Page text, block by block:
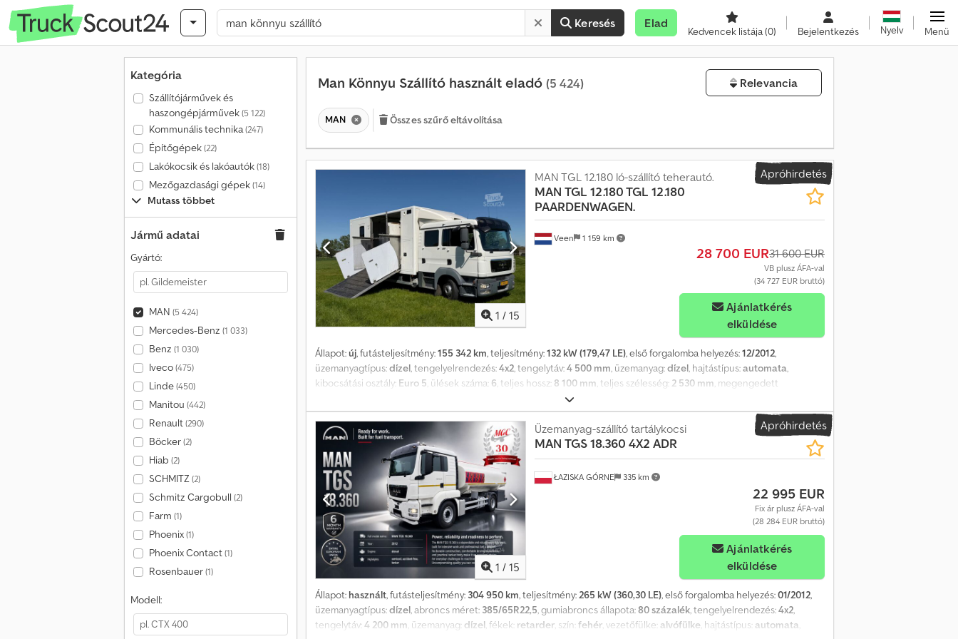
Keresés Elad
Kedvencek listája(0) Bejelentkezés Nyelv Menü
Kategória
Szállítójárművek és
haszongépjárművek(5 122)
Kommunális technika(247)
Építőgépek(22)
Lakókocsik és lakóautók(18)
Mezőgazdasági gépek(14)
Mutass többet
Jármű adatai
Gyártó:
MAN (5 424)
Mercedes-Benz (1 033)
Benz (1 030)
Iveco(475)
Linde(450)
Manitou (442)
Renault(290)
Böcker(2)
Hiab (2)
SCHMITZ(2)
Schmitz Cargobull (2)
Farm (1)
Phoenix(1)
Phoenix Contact(1)
Rosenbauer(1)
Modell:
Man Könnyu Szállító használt eladó (5 424) Relevancia
MAN Összes szűrő eltávolítása
Apróhirdetés
1 / 15
Veen 1 159 km
MAN TGL 12.180 ló-szállító teherautó.
MAN TGL 12.180 TGL 12.180
PAARDENWAGEN.
28 700 EUR31 600 EUR
VB plusz ÁFA-val
(34 727 EUR bruttó)
Ajánlatkérés
elküldése
Állapot:új, futásteljesítmény:155 342 km, teljesítmény:132 kW (179,47 LE), első forgalomba helyezés:12/2012,
üzemanyagtípus:dízel , tengelyelrendezés:4x2 , tengelytáv:4 500 mm , üzemanyag:dízel , hajtástípus:automata
kibocsátási osztály: Euro 5 , ülések száma: 6 , teljes hossz: 8 100 mm , teljes szélesség: 2 530 mm , megengedett
, megengedett tengelyterhelés (2. tengely):
első tengelyterhelés: 4 700 kg Maximális hátsó tengelyterhelés: 8 400 kg Hengerek száma: 4 Motor lökettérfogat: 4 580
cm³ Saját tömeg: 7 160 kg Hasznos teherbírás: 4 830 kg Megengedett legnagyobb össztömeg: 11 990 kg Raktér
padlómagasság: 80 cm Műszaki vizsga érvényes: 2027.01-ig = Céges információk = Credjy Szm Ajpfx Acljf helló
Apróhirdetés
1 / 15
ŁAZISKA GÓRNE 335 km
Üzemanyag-szállító tartálykocsi
MAN TGS 18.360 4X2 ADR
22 995 EUR
Fix ár plusz ÁFA-val
(28 284 EUR bruttó)
Ajánlatkérés
elküldése
Állapot: használt, futásteljesítmény: 304 950 km, teljesítmény:265 kW (360,30 LE), első forgalomba helyezés:01/2012,
üzemanyagtípus:dízel, abroncs méret: 385/65R22,5, gumiabroncs állapota:80 százalék, tengelyelrendezés:4x2,
tengelytáv:4 200 mm, üzemanyag: dízel, fékek: retarder, szín:fehér, vezetőfülke: alvófülke, hajtástípus: automata,